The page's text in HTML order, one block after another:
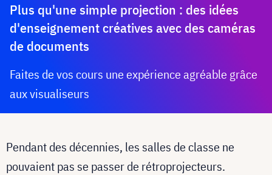
Plus qu'une simple projection : des idées
d'enseignement créatives avec des caméras
de documents
Faites de vos cours une expérience agréable grâce
aux visualiseurs
Pendant des décennies, les salles de classe ne
pouvaient pas se passer de rétroprojecteurs.